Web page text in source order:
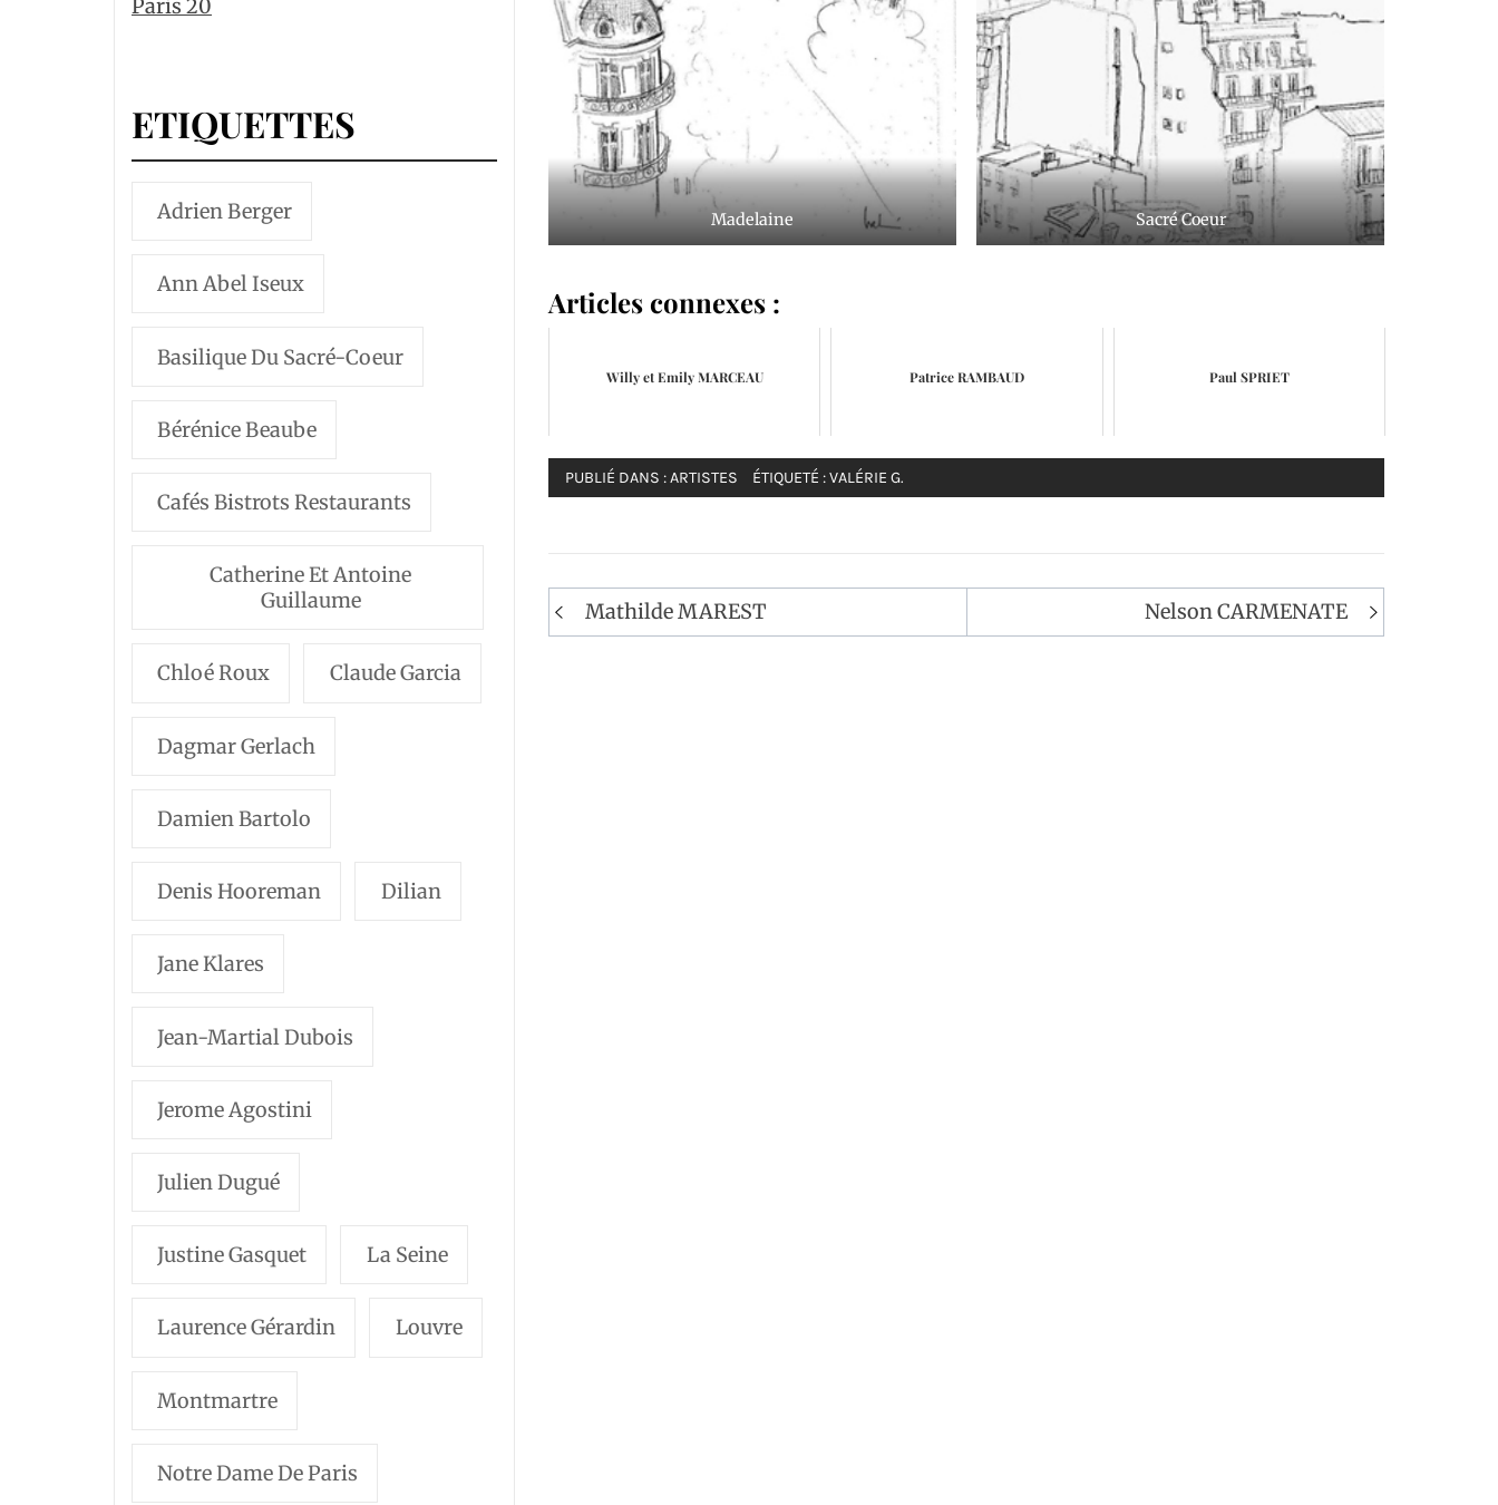
Madelaine Sacré Coeur
Articles connexes :
Willy et Emily MARCEAU Patrice RAMBAUD Paul SPRIET
PUBLIÉ DANS :ARTISTES ÉTIQUETÉ :VALÉRIE G.
Navigation
de
Mathilde MAREST Nelson CARMENATE
Paris 20
ETIQUETTES
Adrien Berger
Ann Abel Iseux
Basilique Du Sacré-Coeur
Bérénice Beaube
Cafés Bistrots Restaurants
Catherine Et Antoine
Guillaume
Chloé Roux Claude Garcia
Dagmar Gerlach
Damien Bartolo
Denis Hooreman Dilian
Jane Klares
Jean-Martial Dubois
Jerome Agostini
Julien Dugué
Justine Gasquet La Seine
Laurence Gérardin Louvre
Montmartre
Notre Dame De Paris